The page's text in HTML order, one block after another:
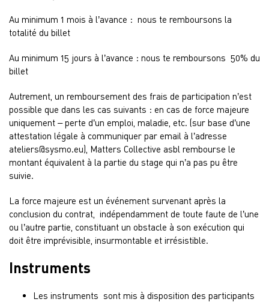
Au minimum 1 mois à l’avance : nous te remboursons la
totalité du billet
Au minimum 15 jours à l’avance : nous te remboursons 50% du
billet
Autrement, un remboursement des frais de participation n’est
possible que dans les cas suivants : en cas de force majeure
uniquement – perte d’un emploi, maladie, etc. (sur base d’une
attestation légale à communiquer par email à l’adresse
ateliers@sysmo.eu), Matters Collective asbl rembourse le
montant équivalent à la partie du stage qui n’a pas pu être
suivie.
La force majeure est un événement survenant après la
conclusion du contrat, indépendamment de toute faute de l’une
ou l’autre partie constituant un obstacle à son exécution qui
doit être imprévisible, insurmontable et irrésistible.
Instruments
Les instruments sont mis à disposition des participants